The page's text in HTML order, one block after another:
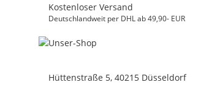
Kostenloser Versand
Deutschlandweit per DHL ab 49,90- EUR
Hüttenstraße 5, 40215 Düsseldorf